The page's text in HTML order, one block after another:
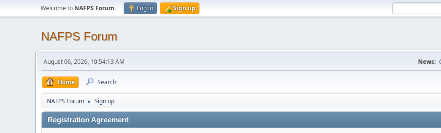
Welcome to NAFPS Forum. Log in Sign up
NAFPS Forum
August 06, 2026, 10:54:13 AM News:
Home Search
NAFPS Forum ► Sign up
Registration Agreement